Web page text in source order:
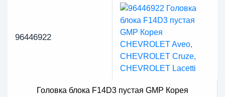
96446922
Головка блока F14D3 пустая GMP Корея